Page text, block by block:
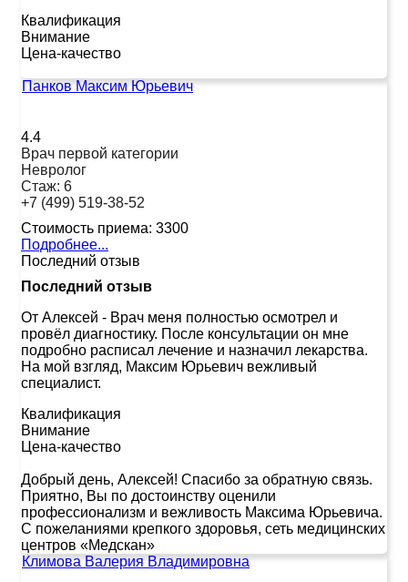
Квалификация
Внимание
Цена-качество
Панков Максим Юрьевич
4.4
Врач первой категории
Невролог
Стаж: 6
+7 (499) 519-38-52
Стоимость приема: 3300
Подробнее...
Последний отзыв
Последний отзыв
От Алексей - Врач меня полностью осмотрел и
провёл диагностику. После консультации он мне
подробно расписал лечение и назначил лекарства.
На мой взгляд, Максим Юрьевич вежливый
специалист.
Квалификация
Внимание
Цена-качество
Добрый день, Алексей! Спасибо за обратную связь.
Приятно, Вы по достоинству оценили
профессионализм и вежливость Максима Юрьевича.
С пожеланиями крепкого здоровья, сеть медицинских
центров «Медскан»
Климова Валерия Владимировна